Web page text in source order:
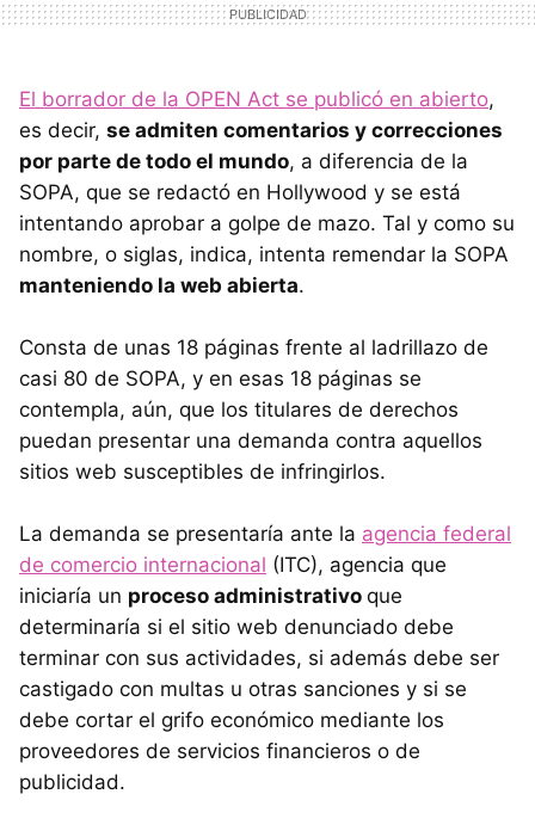
El borrador de la OPEN Act se publicó en abierto,
es decir, se admiten comentarios y correcciones
por parte de todo el mundo, a diferencia de la
SOPA, que se redactó en Hollywood y se está
intentando aprobar a golpe de mazo. Tal y como su
nombre, o siglas, indica, intenta remendar la SOPA
manteniendo la web abierta.
Consta de unas 18 páginas frente al ladrillazo de
casi 80 de SOPA, y en esas 18 páginas se
contempla, aún, que los titulares de derechos
puedan presentar una demanda contra aquellos
sitios web susceptibles de infringirlos.
La demanda se presentaría ante la agencia federal
de comercio internacional (ITC), agencia que
iniciaría un proceso administrativo que
determinaría si el sitio web denunciado debe
terminar con sus actividades, si además debe ser
castigado con multas u otras sanciones y si se
debe cortar el grifo económico mediante los
proveedores de servicios financieros o de
publicidad.